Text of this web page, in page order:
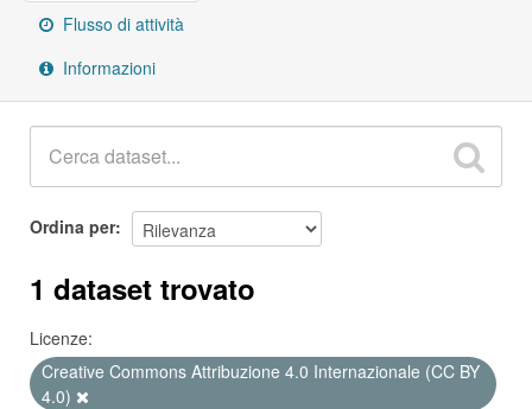
Flusso di attività
Informazioni
Ordina per
1 dataset trovato
Licenze:
Creative Commons Attribuzione 4.0 Internazionale (CC BY
4.0)